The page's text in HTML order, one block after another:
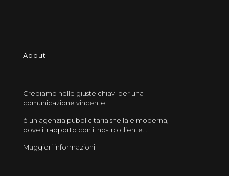
About
Crediamo nelle giuste chiavi per una
comunicazione vincente!
è un agenzia pubblicitaria snella e moderna,
dove il rapporto con il nostro cliente...
Maggiori informazioni